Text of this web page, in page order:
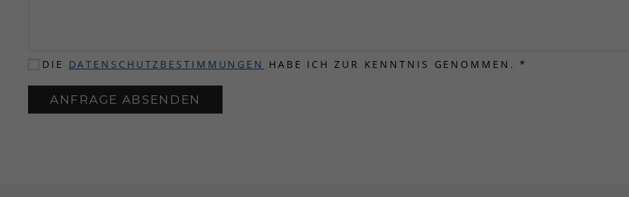
DIE DATENSCHUTZBESTIMMUNGEN HABE ICH ZUR KENNTNIS GENOMMEN.*
ANFRAGE ABSENDEN